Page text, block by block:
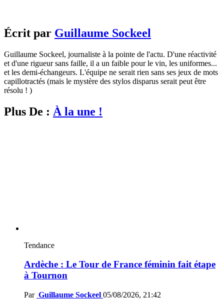
Écrit par Guillaume Sockeel
Guillaume Sockeel, journaliste à la pointe de l'actu. D'une réactivité
et d'une rigueur sans faille, il a un faible pour le vin, les uniformes...
et les demi-échangeurs. L'équipe ne serait rien sans ses jeux de mots
capillotractés (mais le mystère des stylos disparus serait peut être
résolu ! )
Plus De : À la une !
Tendance
Ardèche : Le Tour de France féminin fait étape
à Tournon
Par Guillaume Sockeel 05/08/2026, 21:42